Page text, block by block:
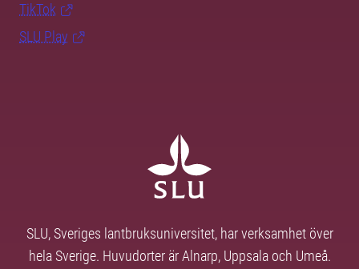
TikTok
SLU Play
SLU, Sveriges lantbruksuniversitet, har verksamhet över
hela Sverige. Huvudorter är Alnarp, Uppsala och Umeå.